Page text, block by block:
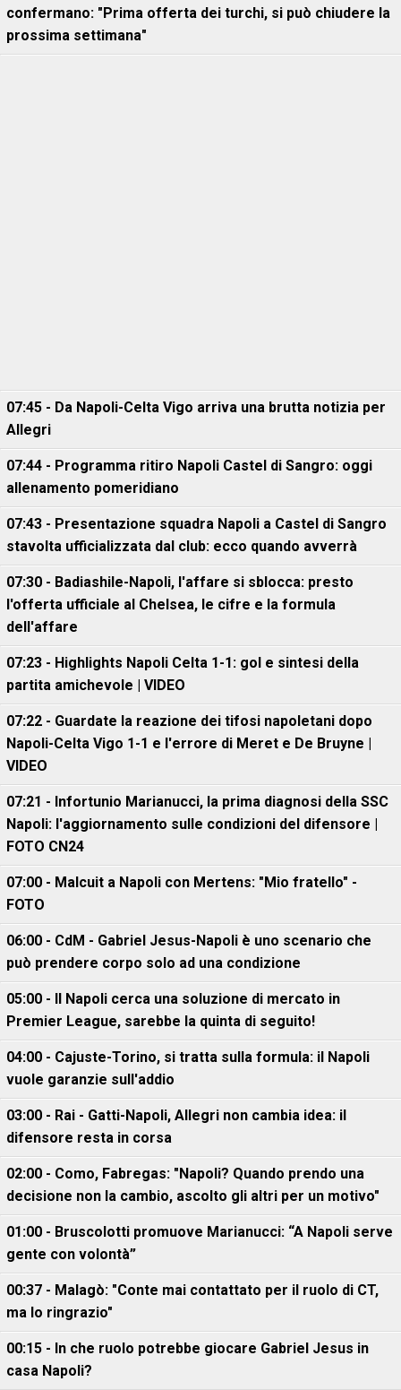
confermano: "Prima offerta dei turchi, si può chiudere la
prossima settimana"
07:45 - Da Napoli-Celta Vigo arriva una brutta notizia per
Allegri
07:44 - Programma ritiro Napoli Castel di Sangro: oggi
allenamento pomeridiano
07:43 - Presentazione squadra Napoli a Castel di Sangro
stavolta ufficializzata dal club: ecco quando avverrà
07:30 - Badiashile-Napoli, l'affare si sblocca: presto
l'offerta ufficiale al Chelsea, le cifre e la formula
dell'affare
07:23 - Highlights Napoli Celta 1-1: gol e sintesi della
partita amichevole | VIDEO
07:22 - Guardate la reazione dei tifosi napoletani dopo
Napoli-Celta Vigo 1-1 e l'errore di Meret e De Bruyne |
VIDEO
07:21 - Infortunio Marianucci, la prima diagnosi della SSC
Napoli: l'aggiornamento sulle condizioni del difensore |
FOTO CN24
07:00 - Malcuit a Napoli con Mertens: "Mio fratello" -
FOTO
06:00 - CdM - Gabriel Jesus-Napoli è uno scenario che
può prendere corpo solo ad una condizione
05:00 - Il Napoli cerca una soluzione di mercato in
Premier League, sarebbe la quinta di seguito!
04:00 - Cajuste-Torino, si tratta sulla formula: il Napoli
vuole garanzie sull'addio
03:00 - Rai - Gatti-Napoli, Allegri non cambia idea: il
difensore resta in corsa
02:00 - Como, Fabregas: "Napoli? Quando prendo una
decisione non la cambio, ascolto gli altri per un motivo"
01:00 - Bruscolotti promuove Marianucci: “A Napoli serve
gente con volontà”
00:37 - Malagò: "Conte mai contattato per il ruolo di CT,
ma lo ringrazio"
00:15 - In che ruolo potrebbe giocare Gabriel Jesus in
casa Napoli?